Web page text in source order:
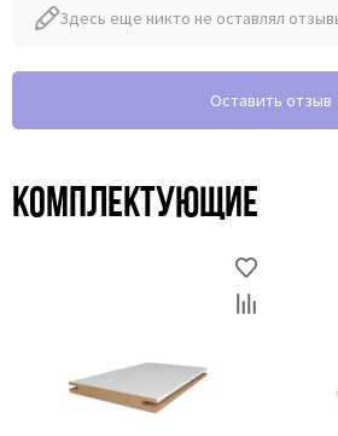
Здесь еще никто не оставлял
Оставить отзыв
Комплектующие